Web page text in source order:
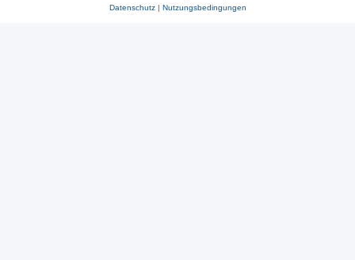
Datenschutz| Nutzungsbedingungen